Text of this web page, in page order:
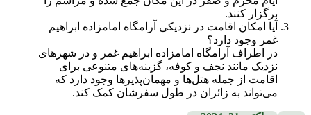
برگزار کنند.
آیا امکان اقامت در نزدیکی آرامگاه امامزاده ابراهیم
غمر وجود دارد؟
در اطراف آرامگاه امامزاده ابراهیم غمر و در شهرهای
نزدیک مانند نجف و کوفه، گزینه‌های متنوعی برای
اقامت از جمله هتل‌ها و مهمان‌پذیرها وجود دارد که
می‌تواند به زائران در طول سفرشان کمک کند.